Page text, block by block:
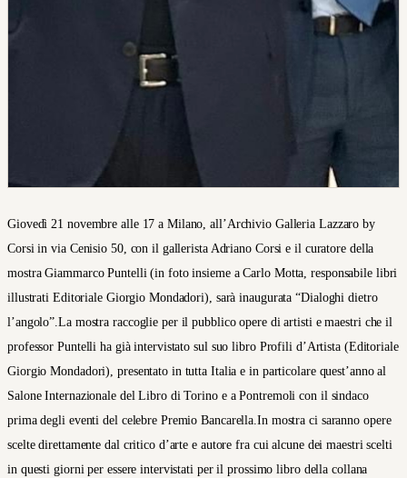
Giovedì 21 novembre alle 17 a Milano, all’Archivio Galleria Lazzaro by
Corsi in via Cenisio 50, con il gallerista Adriano Corsi e il curatore della
mostra Giammarco Puntelli (in foto insieme a Carlo Motta, responsabile libri
illustrati Editoriale Giorgio Mondadori), sarà inaugurata “Dialoghi dietro
l’angolo”.La mostra raccoglie per il pubblico opere di artisti e maestri che il
professor Puntelli ha già intervistato sul suo libro Profili d’Artista (Editoriale
Giorgio Mondadori), presentato in tutta Italia e in particolare quest’anno al
Salone Internazionale del Libro di Torino e a Pontremoli con il sindaco
prima degli eventi del celebre Premio Bancarella.In mostra ci saranno opere
scelte direttamente dal critico d’arte e autore fra cui alcune dei maestri scelti
in questi giorni per essere intervistati per il prossimo libro della collana